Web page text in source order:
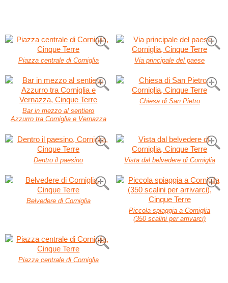
Piazza centrale di Corniglia Via principale del paese
Bar in mezzo al sentiero
Azzurro tra Corniglia e Vernazza
Chiesa di San Pietro
Dentro il paesino Vista dal belvedere di Corniglia
Belvedere di Corniglia
Piccola spiaggia a Corniglia
(350 scalini per arrivarci)
Piazza centrale di Corniglia